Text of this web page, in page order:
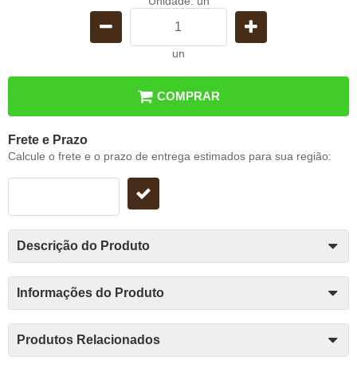
un
COMPRAR
Frete e Prazo
Calcule o frete e o prazo de entrega estimados para sua região:
Descrição do Produto
Informações do Produto
Produtos Relacionados